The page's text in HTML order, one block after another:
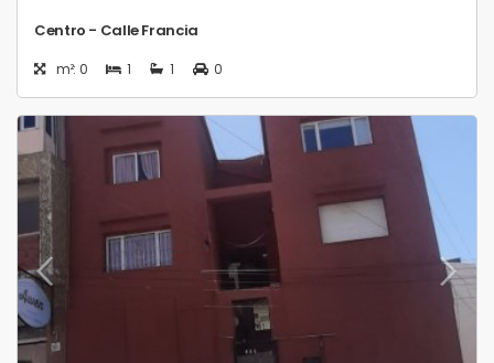
Centro - Calle Francia
m²: 0 1 1 0